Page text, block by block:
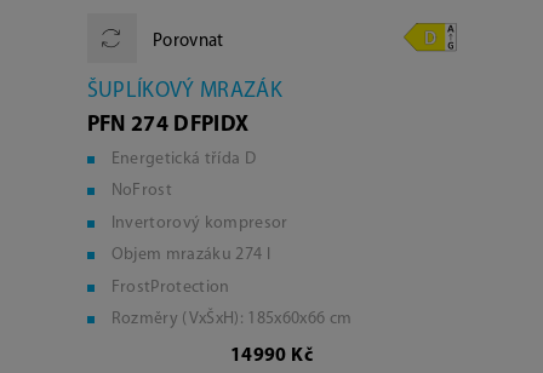
Porovnat
ŠUPLÍKOVÝ MRAZÁK
PFN 274 DFPIDX
Energetická třída D
NoFrost
Invertorový kompresor
Objem mrazáku 274 l
FrostProtection
Rozměry (VxŠxH): 185x60x66 cm
14990 Kč